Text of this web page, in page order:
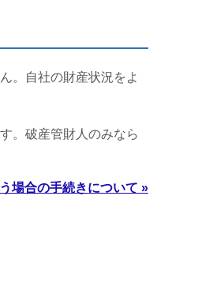
。自社の財産状況をよ
。破産管財人のみなら
場合の手続きについて »